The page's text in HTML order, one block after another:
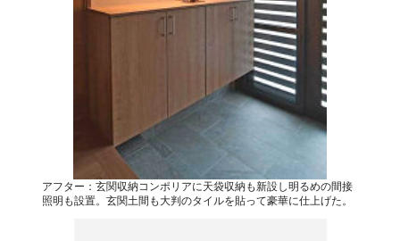
アフター：玄関収納コンポリアに天袋収納も新設し明るめの間接
照明も設置。玄関土間も大判のタイルを貼って豪華に仕上げた。